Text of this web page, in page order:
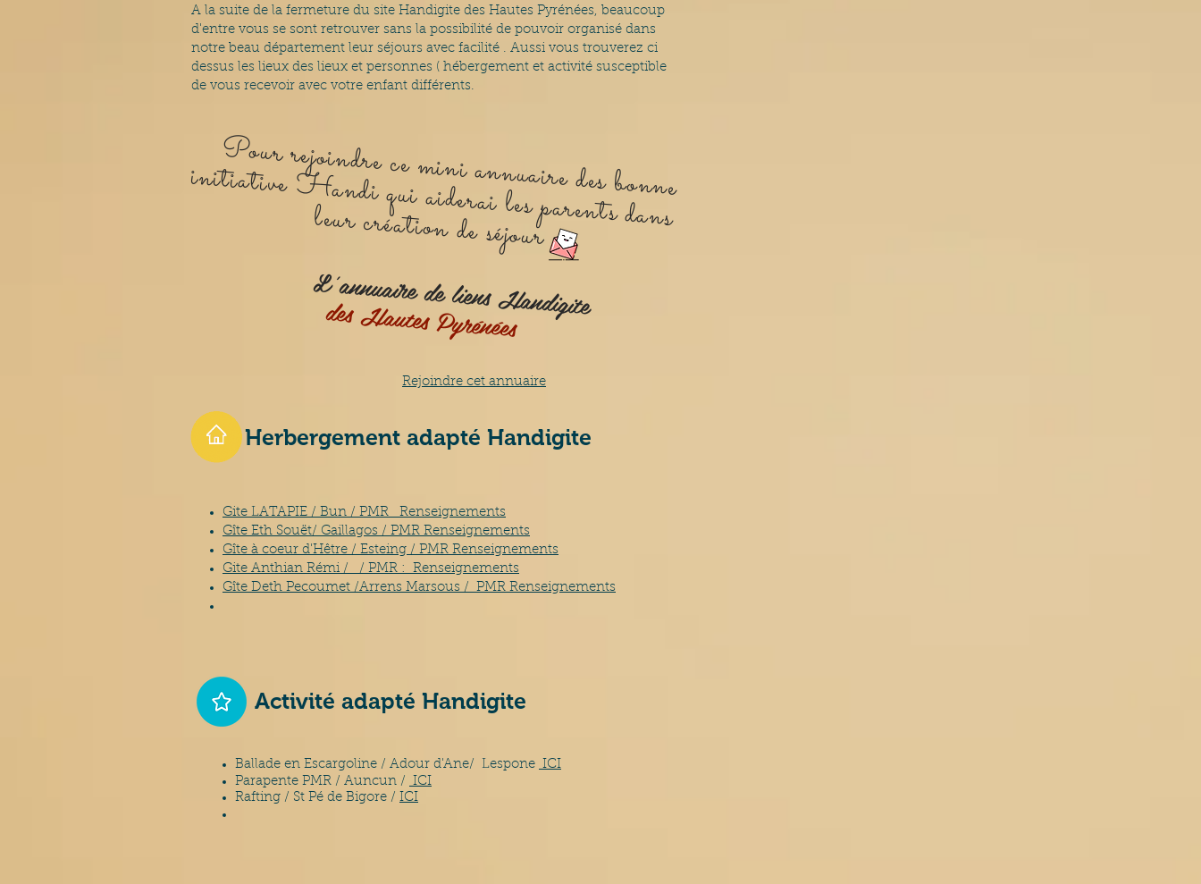
A la suite de la fermeture du site Handigite des Hautes Pyrénées, beaucoup
d'entre vous se sont retrouver sans la possibilité de pouvoir organisé dans
notre beau département leur séjours avec facilité . Aussi vous trouverez ci
dessus les lieux des lieux et personnes ( hébergement et activité susceptible
de vous recevoir avec votre enfant différents.
P
our rejoindre ce mini annuaire des bonne
initiative H
andi qui aiderai les parents dans leur création de séjour
L'annuaire de liens Handigite
des Hautes Pyrénées
Herbergement adapté Handigite
Gite LATAPIE / Bun / PMR Renseignements
Gîte Eth Souët/ Gaillagos / PMR Renseignements
Gîte à coeur d'Hêtre / Esteing / PMR Renseignements
Gite Anthian Rémi / / PMR : Renseignements
Gîte Deth Pecoumet /Arrens Marsous / PMR Renseignements
Activité adapté Handigite
Ballade en Escargoline / Adour d'Ane/ Lespone ICI
Parapente PMR / Auncun / ICI
Rafting / St Pé de Bigore / ICI
Rejoindre cet annuaire